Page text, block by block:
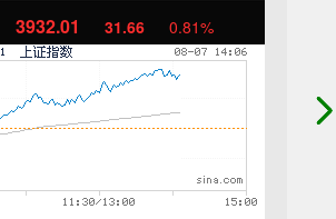
3932.01 31.66 0.81%